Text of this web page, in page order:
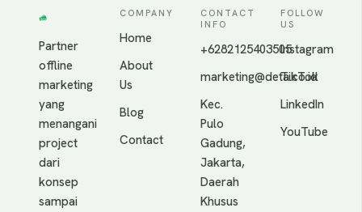
Partner
offline
marketing
yang
menangani
project
dari
konsep
sampai
COMPANY
Home
About
Us
Blog
Contact
CONTACT
INFO
+6282125403505
marketing@deta.co.id
Kec.
Pulo
Gadung,
Jakarta,
Daerah
Khusus
FOLLOW
US
Instagram
TikTok
LinkedIn
YouTube